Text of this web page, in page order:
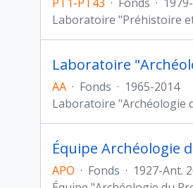
Laboratoire "Préhistoire
Laboratoire
AA · Fonds · 1965-2014
Laboratoire "Archéologie
Équipe Archéologie
APO · Fonds · 1927-Ant.